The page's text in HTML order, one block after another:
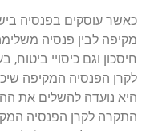
כאשר עוסקים בפנסיה
מקיפה לבין פנסיה
חיסכון וגם כיסויי
לקרן הפנסיה המקיפה
היא נועדה להשלים את
התקרה לקרן הפנסיה